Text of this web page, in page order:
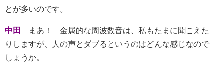
とが多いのです。
中田
まあ！ 金属的な周波数音は、私もたまに聞こえた
りしますが、人の声とダブるというのはどんな感じなので
しょうか。